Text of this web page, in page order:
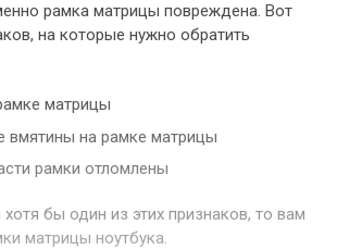
рамка матрицы повреждена. Вот
на которые нужно обратить
матрицы
вмятины на рамке матрицы
рамки отломлены
бы один из этих признаков, то вам
матрицы ноутбука.